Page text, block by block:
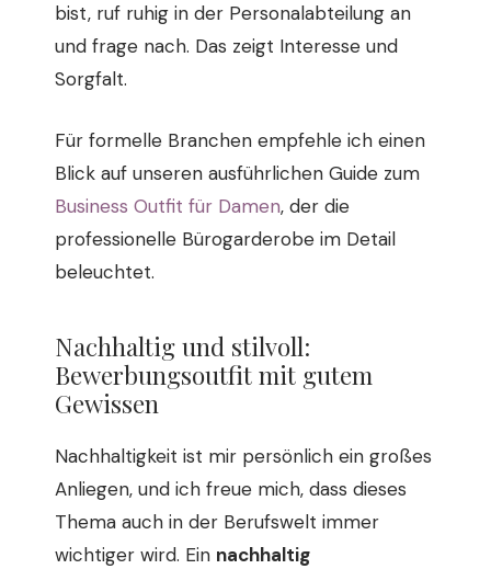
bist, ruf ruhig in der Personalabteilung an
und frage nach. Das zeigt Interesse und
Sorgfalt.
Für formelle Branchen empfehle ich einen
Blick auf unseren ausführlichen Guide zum
Business Outfit für Damen, der die
professionelle Bürogarderobe im Detail
beleuchtet.
Nachhaltig und stilvoll:
Bewerbungsoutfit mit gutem
Gewissen
Nachhaltigkeit ist mir persönlich ein großes
Anliegen, und ich freue mich, dass dieses
Thema auch in der Berufswelt immer
wichtiger wird. Ein nachhaltig